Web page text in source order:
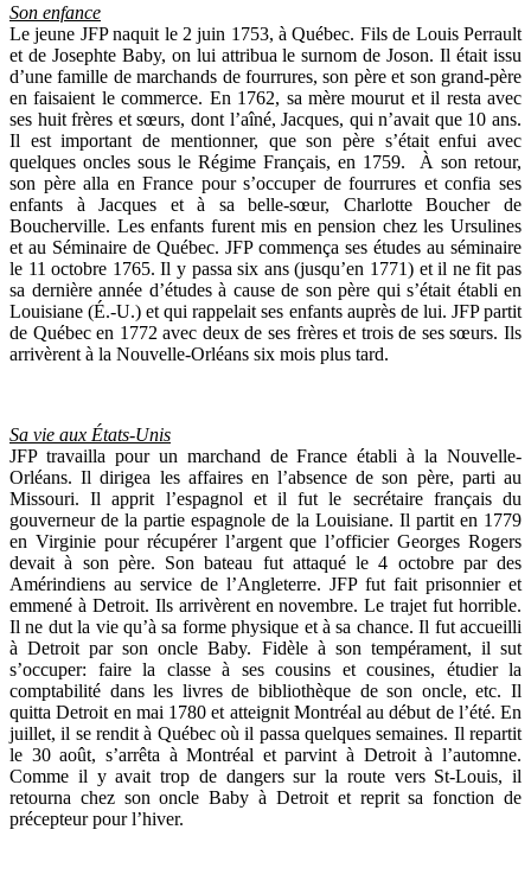
Son enfance
Le jeune JFP naquit le 2 juin 1753, à Québec. Fils de Louis Perrault
et de Josephte Baby, on lui attribua le surnom de Joson. Il était issu
d’une famille de marchands de fourrures, son père et son grand-père
en faisaient le commerce. En 1762, sa mère mourut et il resta avec
ses huit frères et sœurs, dont l’aîné, Jacques, qui n’avait que 10 ans.
Il est important de mentionner, que son père s’était enfui avec
quelques oncles sous le Régime Français, en 1759. À son retour,
son père alla en France pour s’occuper de fourrures et confia ses
enfants à Jacques et à sa belle-sœur, Charlotte Boucher de
Boucherville. Les enfants furent mis en pension chez les Ursulines
et au Séminaire de Québec. JFP commença ses études au séminaire
le 11 octobre 1765. Il y passa six ans (jusqu’en 1771) et il ne fit pas
sa dernière année d’études à cause de son père qui s’était établi en
Louisiane (É.-U.) et qui rappelait ses enfants auprès de lui. JFP partit
de Québec en 1772 avec deux de ses frères et trois de ses sœurs. Ils
arrivèrent à la Nouvelle-Orléans six mois plus tard.
Sa vie aux États-Unis
JFP travailla pour un marchand de France établi à la Nouvelle-
Orléans. Il dirigea les affaires en l’absence de son père, parti au
Missouri. Il apprit l’espagnol et il fut le secrétaire français du
gouverneur de la partie espagnole de la Louisiane. Il partit en 1779
en Virginie pour récupérer l’argent que l’officier Georges Rogers
devait à son père. Son bateau fut attaqué le 4 octobre par des
Amérindiens au service de l’Angleterre. JFP fut fait prisonnier et
emmené à Detroit. Ils arrivèrent en novembre. Le trajet fut horrible.
Il ne dut la vie qu’à sa forme physique et à sa chance. Il fut accueilli
à Detroit par son oncle Baby. Fidèle à son tempérament, il sut
s’occuper: faire la classe à ses cousins et cousines, étudier la
comptabilité dans les livres de bibliothèque de son oncle, etc. Il
quitta Detroit en mai 1780 et atteignit Montréal au début de l’été. En
juillet, il se rendit à Québec où il passa quelques semaines. Il repartit
le 30 août, s’arrêta à Montréal et parvint à Detroit à l’automne.
Comme il y avait trop de dangers sur la route vers St-Louis, il
retourna chez son oncle Baby à Detroit et reprit sa fonction de
précepteur pour l’hiver.